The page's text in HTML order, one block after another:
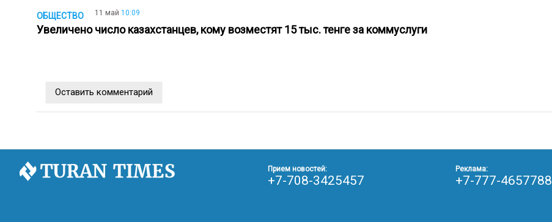
ОБЩЕСТВО 11 май 10:09
Увеличено число казахстанцев, кому возместят 15 тыс. тенге за коммуслуги
Оставить комментарий
Прием новостей:
+7-708-3425457
Реклама:
+7-777-4657788